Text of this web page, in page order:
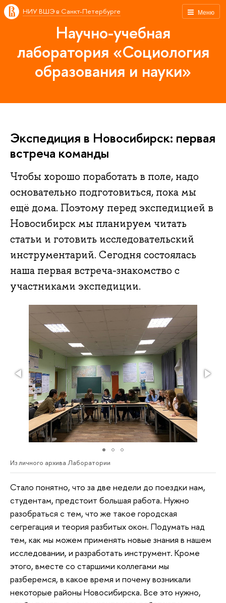
Меню
НИУ ВШЭ в Санкт-Петербурге
Научно-учебная
лаборатория «Социология
образования и науки»
Экспедиция в Новосибирск: первая
встреча команды
Чтобы хорошо поработать в поле, надо
основательно подготовиться, пока мы
ещё дома. Поэтому перед экспедицией в
Новосибирск мы планируем читать
статьи и готовить исследовательский
инструментарий. Сегодня состоялась
наша первая встреча-знакомство с
участниками экспедиции.
Из личного архива Лаборатории
Стало понятно, что за две недели до поездки нам,
студентам, предстоит большая работа. Нужно
разобраться с тем, что же такое городская
сегрегация и теория разбитых окон. Подумать над
тем, как мы можем применять новые знания в нашем
исследовании, и разработать инструмент. Кроме
этого, вместе со старшими коллегами мы
разберемся, в какое время и почему возникали
некоторые районы Новосибирска. Все это нужно,